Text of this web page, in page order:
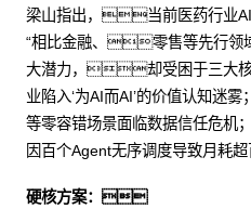
梁山指出，当前医药行业
“相比金融、零售等先行
大潜力，却受困于三大
业陷入‘为AI而AI’的价值认知
等零容错场景面临数据信任危
因百个Agent无序调度导致月耗
硬核方案：